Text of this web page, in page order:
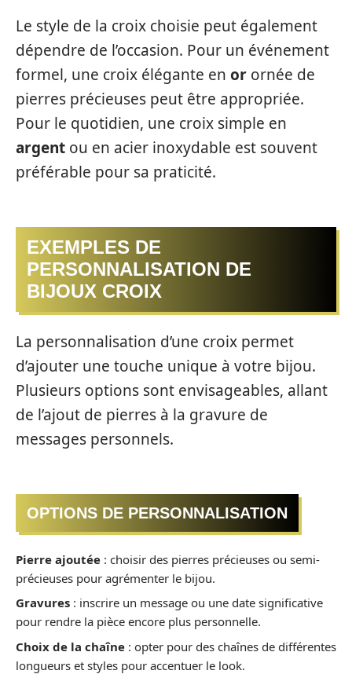
Le style de la croix choisie peut également
dépendre de l’occasion. Pour un événement
formel, une croix élégante en or ornée de
pierres précieuses peut être appropriée.
Pour le quotidien, une croix simple en
argent ou en acier inoxydable est souvent
préférable pour sa praticité.
EXEMPLES DE
PERSONNALISATION DE
BIJOUX CROIX
La personnalisation d’une croix permet
d’ajouter une touche unique à votre bijou.
Plusieurs options sont envisageables, allant
de l’ajout de pierres à la gravure de
messages personnels.
OPTIONS DE PERSONNALISATION
Pierre ajoutée : choisir des pierres précieuses ou semi-
précieuses pour agrémenter le bijou.
Gravures : inscrire un message ou une date significative
pour rendre la pièce encore plus personnelle.
Choix de la chaîne : opter pour des chaînes de différentes
longueurs et styles pour accentuer le look.